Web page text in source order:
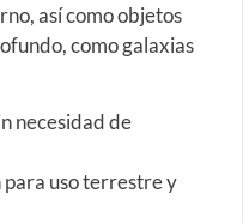
así como objetos
como galaxias
necesidad de
para uso terrestre y